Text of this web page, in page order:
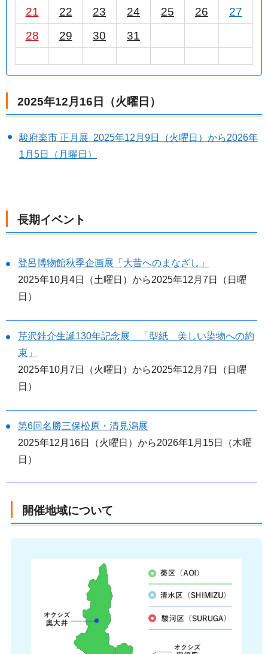
21
22 23 24 25 26
27
28
29 30 31
2025年12月16日（火曜日）
駿府楽市 正月展 2025年12月9日（火曜日）から2026年
1月5日（月曜日）
長期イベント
登呂博物館秋季企画展「大昔へのまなざし」
2025年10月4日（土曜日）から2025年12月7日（日曜
日）
芹沢銈介生誕130年記念展 「型紙 美しい染物への約
束」
2025年10月7日（火曜日）から2025年12月7日（日曜
日）
第6回名勝三保松原・清見潟展
2025年12月16日（火曜日）から2026年1月15日（木曜
日）
開催地域について